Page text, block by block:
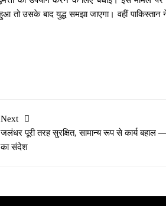
तो उसके बाद युद्ध समझा जाएगा। वहीं
Next
जलंधर पूरी तरह सुरक्षित, सामान्य रूप से कार्य बहाल
का संदेश